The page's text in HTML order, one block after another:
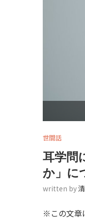
世間話
耳学問
か」に
written by
※この文章